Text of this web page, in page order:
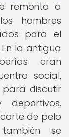
remonta a
hombres
para el
la antigua
eran
social,
discutir
de pelo
se